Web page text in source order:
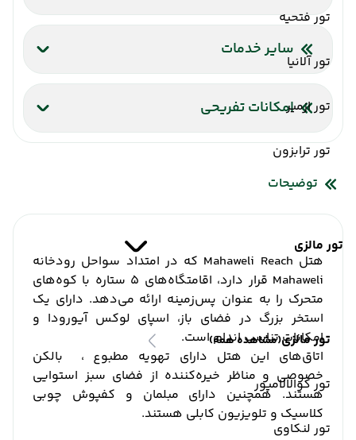
تور فتحیه
تور آلانیا
تور ازمیر
تور ترابزون
تور مالزی
تور مالزی(مشاهده همه)
تور کوالالامپور
تور لنکاوی
کافه بار رستوران مینی بار
اینترنت بیسیم رایگان در لابی
اینترنت بیسیم رایگان در اتاقها
سایر خدمات
شاتل فرودگاه صندوق امانات
امکانات تفریحی
سالن ماساژ
توضیحات
هتل Mahaweli Reach که در امتداد سواحل رودخانه
Mahaweli قرار دارد، اقامتگاه‌های 5 ستاره با کوه‌های
متحرک را به عنوان پس‌زمینه ارائه می‌دهد. دارای یک
استخر بزرگ در فضای باز، اسپای لوکس آیورودا و
امکانات تناسب اندام است.
اتاق‌های این هتل دارای تهویه مطبوع ، بالکن
خصوصی و مناظر خیره‌کننده از فضای سبز استوایی
هستند. همچنین دارای مبلمان و کفپوش چوبی
کلاسیک و تلویزیون کابلی هستند.